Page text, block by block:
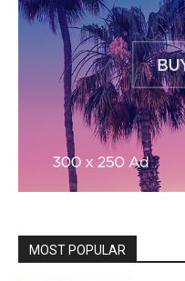
MOST POPULAR